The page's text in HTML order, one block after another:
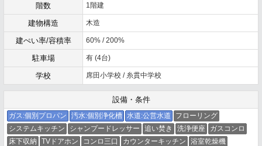
階数 1階建
建物構造 木造
建ぺい率/容積率 60% / 200%
駐車場 有 (4台)
学校 席田小学校 / 糸貫中学校
設備・条件
ガス:個別プロパン 汚水:個別浄化槽 水道:公営水道
フローリング
システムキッチン
シャンプードレッサー 追い焚き 洗浄便座
ガスコンロ
床下収納
TVドアホン コンロ三口 カウンターキッチン
浴室乾燥機